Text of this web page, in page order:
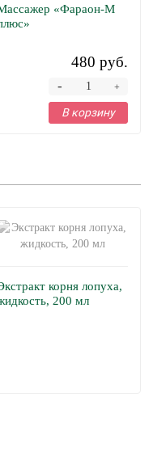
«Фараон-М
480 руб.
+
-
В корзину
корня лопуха,
200 мл